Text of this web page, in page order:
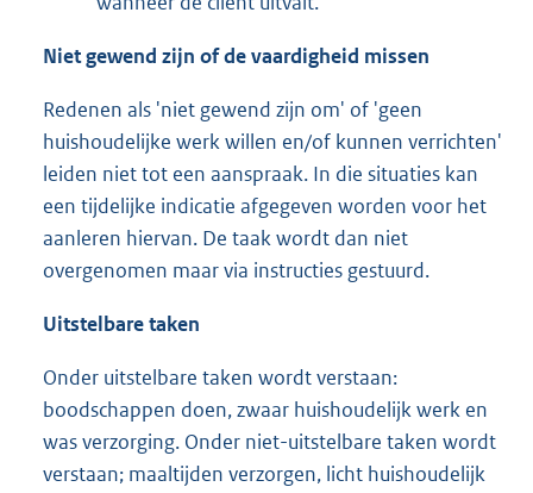
Niet gewend zijn of de vaardigheid missen
Redenen als 'niet gewend zijn om' of 'geen
huishoudelijke werk willen en/of kunnen verrichten'
leiden niet tot een aanspraak. In die situaties kan
een tijdelijke indicatie afgegeven worden voor het
aanleren hiervan. De taak wordt dan niet
overgenomen maar via instructies gestuurd.
Uitstelbare taken
Onder uitstelbare taken wordt verstaan:
boodschappen doen, zwaar huishoudelijk werk en
was verzorging. Onder niet-uitstelbare taken wordt
verstaan; maaltijden verzorgen, licht huishoudelijk